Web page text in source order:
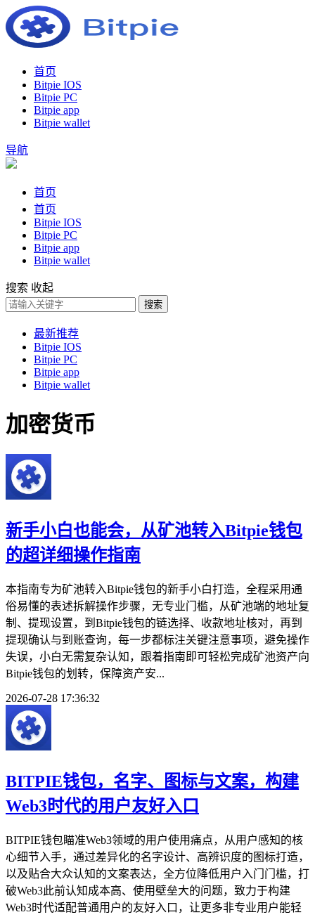
首页
Bitpie IOS
Bitpie PC
Bitpie app
Bitpie wallet
导航
首页
首页
Bitpie IOS
Bitpie PC
Bitpie app
Bitpie wallet
搜索 收起
搜索
最新推荐
Bitpie IOS
Bitpie PC
Bitpie app
Bitpie wallet
加密货币
新手小白也能会，从矿池转入Bitpie钱包
的超详细操作指南
本指南专为矿池转入Bitpie钱包的新手小白打造，全程采用通
俗易懂的表述拆解操作步骤，无专业门槛，从矿池端的地址复
制、提现设置，到Bitpie钱包的链选择、收款地址核对，再到
提现确认与到账查询，每一步都标注关键注意事项，避免操作
失误，小白无需复杂认知，跟着指南即可轻松完成矿池资产向
Bitpie钱包的划转，保障资产安...
2026-07-28 17:36:32
BITPIE钱包，名字、图标与文案，构建
Web3时代的用户友好入口
BITPIE钱包瞄准Web3领域的用户使用痛点，从用户感知的核
心细节入手，通过差异化的名字设计、高辨识度的图标打造，
以及贴合大众认知的文案表达，全方位降低用户入门门槛，打
破Web3此前认知成本高、使用壁垒大的问题，致力于构建
Web3时代适配普通用户的友好入口，让更多非专业用户能轻